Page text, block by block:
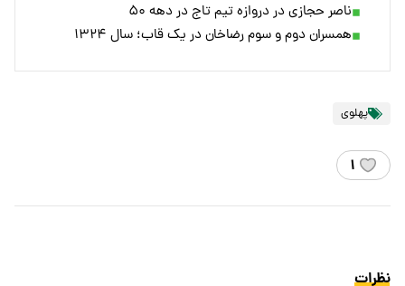
ناصر حجازی در دروازه تیم تاج در دهه ۵۰
همسران دوم و سوم رضاخان در یک قاب؛ سال ۱۳۲۴
پهلوی
۱
نظرات